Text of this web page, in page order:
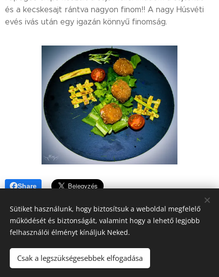
és a kecskesajt rántva nagyon finom!! A nagy Húsvéti
evés ivás után egy igazán könnyű finomság.
Share
A blogban megjelenő tartalomra (receptek, írások, fotók, stb.)
a szerzői jogról szóló 2016. évi XCIII. törvény
vonatkozik.Kérem, hogy felhasználásához kérjen engedélyt!
Sütiket használunk, hogy biztosítsuk a weboldal megfelelő
működését és biztonságát, valamint hogy a lehető legjobb
felhasználói élményt kínáljuk Neked.
Csak a legszükségesebbek elfogadása